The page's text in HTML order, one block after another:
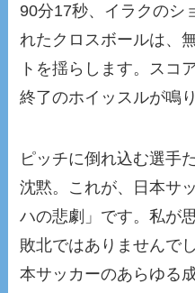
90分17秒、イラクのシ
れたクロスボールは、
トを揺らします。スコ
終了のホイッスルが鳴
ピッチに倒れ込む選手
沈黙。これが、日本サ
ハの悲劇」です。私が
敗北ではありませんで
本サッカーのあらゆる